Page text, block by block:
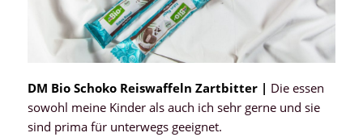
DM Bio Schoko Reiswaffeln Zartbitter | Die essen
sowohl meine Kinder als auch ich sehr gerne und sie
sind prima für unterwegs geeignet.